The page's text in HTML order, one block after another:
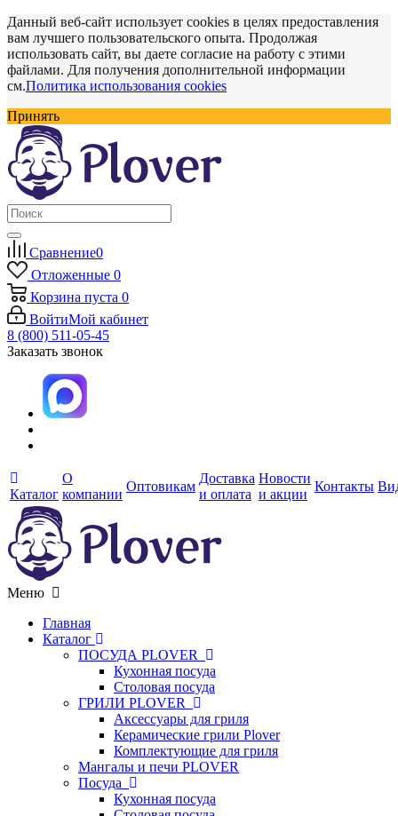
Данный веб-сайт использует cookies в целях предоставления
вам лучшего пользовательского опыта. Продолжая
использовать сайт, вы даете согласие на работу с этими
файлами. Для получения дополнительной информации
см.Политика использования cookies
Принять
Сравнение0
Отложенные 0
Корзина пуста 0
ВойтиМой кабинет
8 (800) 511-05-45
Заказать звонок
Каталог
О
компании
Оптовикам
Доставка
и оплата
Новости
и акции
Контакты
Меню
Главная
Каталог
ПОСУДА PLOVER
Кухонная посуда
Столовая посуда
ГРИЛИ PLOVER
Аксессуары для гриля
Керамические грили Plover
Комплектующие для гриля
Мангалы и печи PLOVER
Посуда
Кухонная посуда